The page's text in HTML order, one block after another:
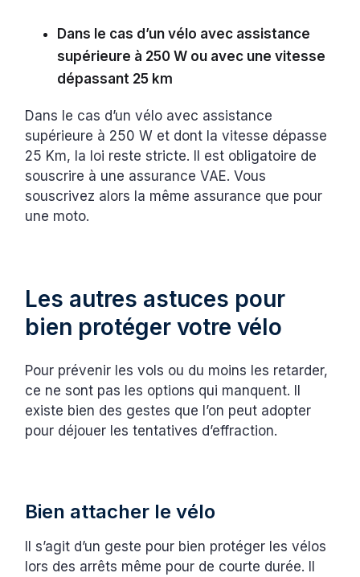
Dans le cas d’un vélo avec assistance
supérieure à 250 W ou avec une vitesse
dépassant 25 km
Dans le cas d’un vélo avec assistance
supérieure à 250 W et dont la vitesse dépasse
25 Km, la loi reste stricte. Il est obligatoire de
souscrire à une assurance VAE. Vous
souscrivez alors la même assurance que pour
une moto.
Les autres astuces pour
bien protéger votre vélo
Pour prévenir les vols ou du moins les retarder,
ce ne sont pas les options qui manquent. Il
existe bien des gestes que l’on peut adopter
pour déjouer les tentatives d’effraction.
Bien attacher le vélo
Il s’agit d’un geste pour bien protéger les vélos
lors des arrêts même pour de courte durée. Il